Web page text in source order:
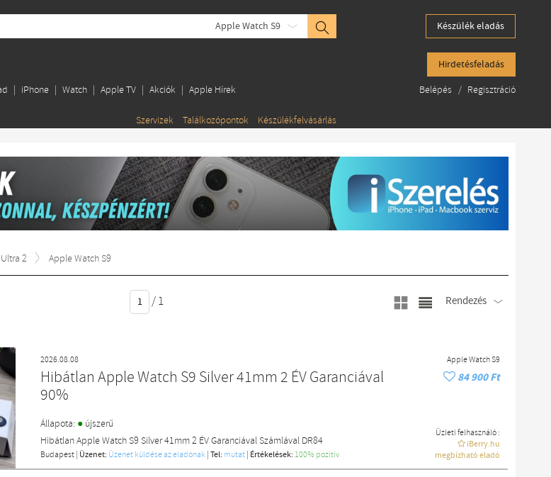
Apple Watch S9 Készülék eladás
Hirdetésfeladás
iPhone Watch Apple TV Akciók Apple Hírek
Szervizek Találkozópontok Készülékfelvásárlás
Belépés / Regisztráció
2 Apple Watch S9
/1 Rendezés
2026.08.08
Hibátlan Apple Watch S9 Silver 41mm 2 ÉV Garanciával
90%
Állapota: ● újszerű
Hibátlan Apple Watch S9 Silver 41mm 2 ÉV Garanciával Számlával DR84
Budapest | Üzenet: Üzenet küldése az eladónak |Tel: mutat | Értékelések: 100% pozítiv
Apple Watch S9
84 900 Ft
Üzleti felhasználó :
iBerry.hu
megbízható eladó